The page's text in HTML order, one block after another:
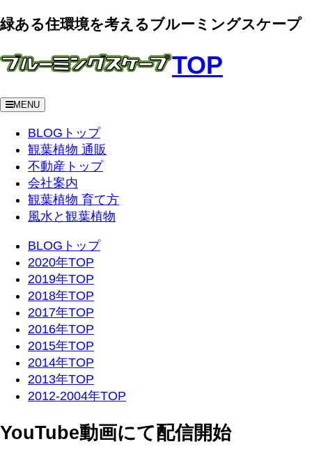
緑ある住環境を考えるブルーミングスケープ
TOP
MENU
BLOGトップ
観葉植物 通販
不動産トップ
会社案内
観葉植物 育て方
風水と観葉植物
BLOGトップ
2020年TOP
2019年TOP
2018年TOP
2017年TOP
2016年TOP
2015年TOP
2014年TOP
2013年TOP
2012-2004年TOP
YouTube動画にて配信開始